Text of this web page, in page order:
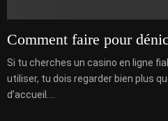
Comment faire pour
Si tu cherches un casino en ligne
utiliser, tu dois regarder bien plus
d’accueil....